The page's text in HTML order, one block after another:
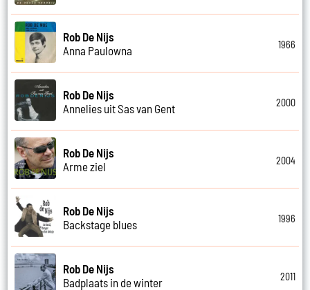
Rob De Nijs
Anna Paulowna
1966
Rob De Nijs
Annelies uit Sas van Gent
2000
Rob De Nijs
Arme ziel
2004
Rob De Nijs
Backstage blues
1996
Rob De Nijs
Badplaats in de winter
2011